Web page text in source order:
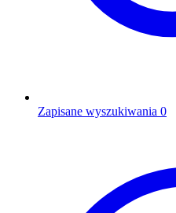
Zapisane wyszukiwania 0